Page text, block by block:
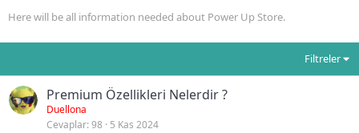
Here will be all information needed about Power Up Store.
Filtreler
Premium Özellikleri Nelerdir ?
Duellona
Cevaplar 98 5 Kas 2024